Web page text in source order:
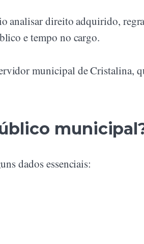
analisar direito adquirido,
e tempo no cargo.
municipal de Cristalina,
dados essenciais: